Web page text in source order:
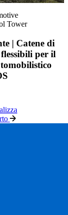
Tower
| Catene di
per il